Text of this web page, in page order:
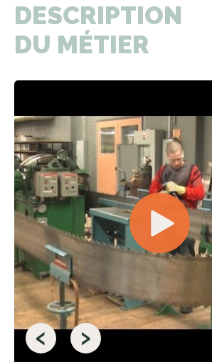
DESCRIPTION
DU MÉTIER
‹ ›